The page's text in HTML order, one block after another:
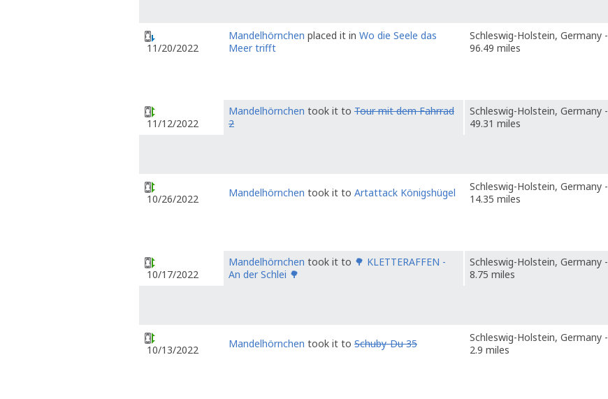
11/20/2022
Mandelhörnchen placed it in Wo die Seele das
Meer trifft
Schleswig-Holstein, Germany -
96.49 miles
11/12/2022
Mandelhörnchen took it to Tour mit dem Fahrrad
2
Schleswig-Holstein, Germany -
49.31 miles
10/26/2022 Mandelhörnchen took it to Artattack Königshügel
Schleswig-Holstein, Germany -
14.35 miles
10/17/2022
Mandelhörnchen took it to 🌳 KLETTERAFFEN -
An der Schlei 🌳
Schleswig-Holstein, Germany -
8.75 miles
10/13/2022 Mandelhörnchen took it to Schuby-Du 35
Schleswig-Holstein, Germany -
2.9 miles